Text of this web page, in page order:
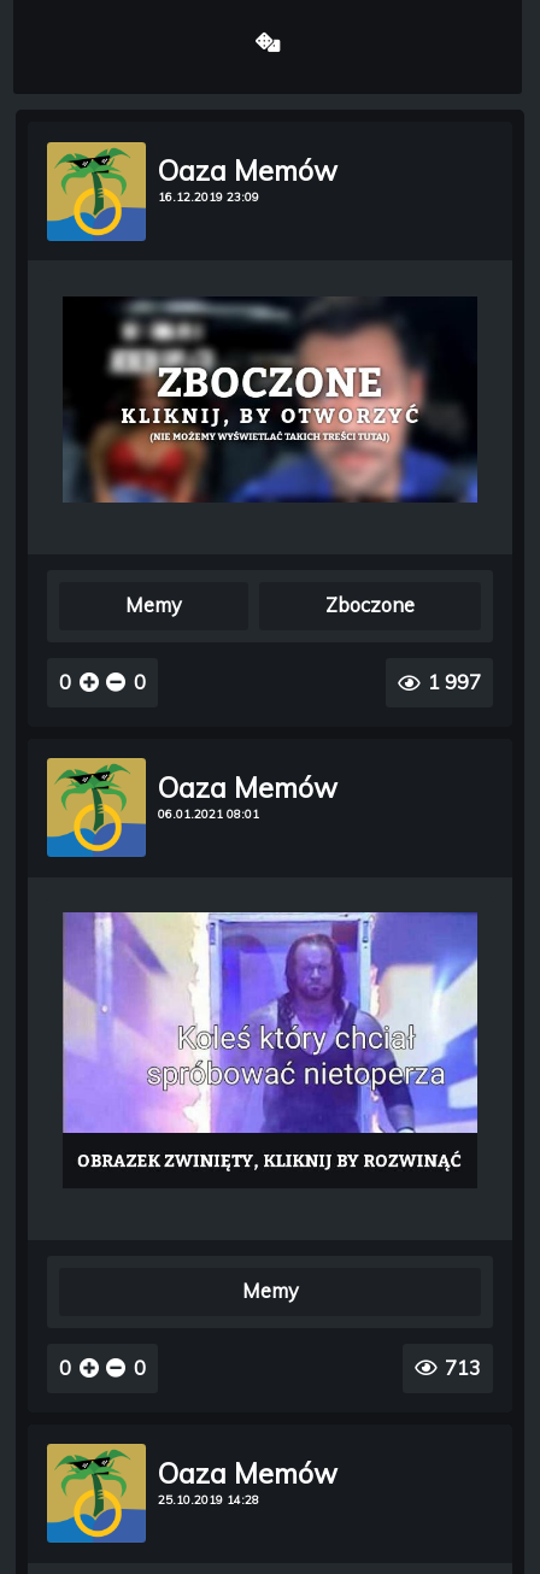
Oaza Memów
16.12.2019 23:09
Memy Zboczone
0 0 1 997
Oaza Memów
06.01.2021 08:01
Memy
0 0 713
Oaza Memów
25.10.2019 14:28